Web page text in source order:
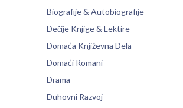
Biografije & Autobiografije
Dečije Knjige & Lektire
Domaća Književna Dela
Domaći Romani
Drama
Duhovni Razvoj